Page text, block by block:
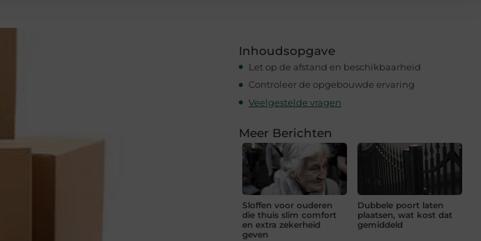
Inhoudsopgave
Let op de afstand en beschikbaarheid
Controleer de opgebouwde ervaring
Veelgestelde vragen
Meer Berichten
Sloffen voor ouderen
die thuis slim comfort
en extra zekerheid
geven
Dubbele poort laten
plaatsen, wat kost dat
gemiddeld